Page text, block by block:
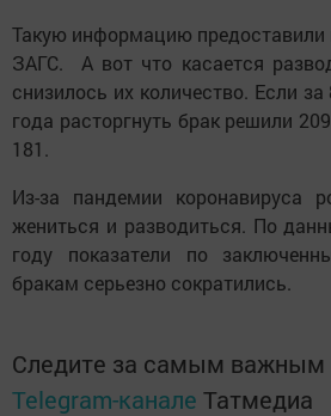
Такую информацию предоставили
ЗАГС. А вот что касается
снизилось их количество. Если
года расторгнуть брак решили
181.
Из-за пандемии коронавируса
жениться и разводиться. По
году показатели по
бракам серьезно сократились.
Следите за самым важным
Telegram-канале Татмедиа